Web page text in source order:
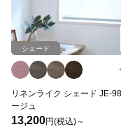
シェード
リネンライク シェード JE-
ージュ
13,200円(税込)～